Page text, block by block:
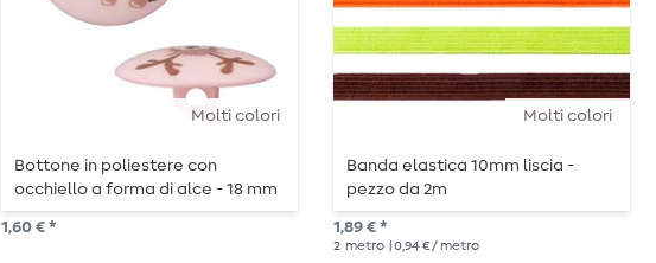
Molti colori
Bottone in poliestere con
occhiello a forma di alce - 18 mm
1,60 € *
Molti colori
Banda elastica 10mm liscia -
pezzo da 2m
1,89 € *
2 metro | 0,94 € / metro